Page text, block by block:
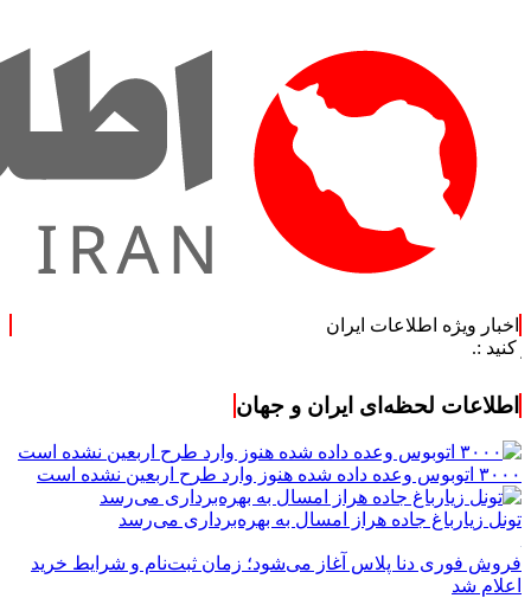
اخبار ویژه اطلاعات ایران
اطلاعات لحظه‌ای ایران و جهان
۳۰۰۰ اتوبوس وعده داده شده هنوز وارد طرح اربعین نشده است
تونل زیارباغ جاده هراز امسال به بهره‌برداری می‌رسد
فروش فوری دنا پلاس آغاز می‌شود؛ زمان ثبت‌نام و شرایط خرید
اعلام شد